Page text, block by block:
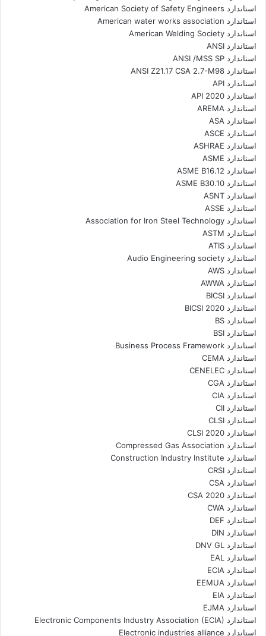
استاندارد American Society of Safety Engineers
استاندارد American water works association
استاندارد American Welding Society
استاندارد ANSI
استاندارد ANSI /MSS SP
استاندارد ANSI Z21.17 CSA 2.7-M98
استاندارد API
استاندارد API 2020
استاندارد AREMA
استاندارد ASA
استاندارد ASCE
استاندارد ASHRAE
استاندارد ASME
استاندارد ASME B16.12
استاندارد ASME B30.10
استاندارد ASNT
استاندارد ASSE
استاندارد Association for Iron Steel Technology
استاندارد ASTM
استاندارد ATIS
استاندارد Audio Engineering society
استاندارد AWS
استاندارد AWWA
استاندارد BICSI
استاندارد BICSI 2020
استاندارد BS
استاندارد BSI
استاندارد Business Process Framework
استاندارد CEMA
استاندارد CENELEC
استاندارد CGA
استاندارد CIA
استاندارد CII
استاندارد CLSI
استاندارد CLSI 2020
استاندارد Compressed Gas Association
استاندارد Construction Industry Institute
استاندارد CRSI
استاندارد CSA
استاندارد CSA 2020
استاندارد CWA
استاندارد DEF
استاندارد DIN
استاندارد DNV GL
استاندارد EAL
استاندارد ECIA
استاندارد EEMUA
استاندارد EIA
استاندارد EJMA
استاندارد Electronic Components Industry Association (ECIA)
استاندارد Electronic industries alliance